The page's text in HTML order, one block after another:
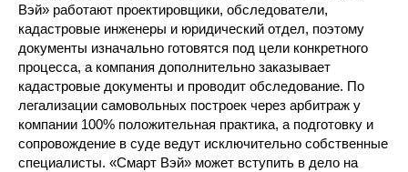
Вэй» работают проектировщики, обследователи,
кадастровые инженеры и юридический отдел, поэтому
документы изначально готовятся под цели конкретного
процесса, а компания дополнительно заказывает
кадастровые документы и проводит обследование. По
легализации самовольных построек через арбитраж у
компании 100% положительная практика, а подготовку и
сопровождение в суде ведут исключительно собственные
специалисты. «Смарт Вэй» может вступить в дело на